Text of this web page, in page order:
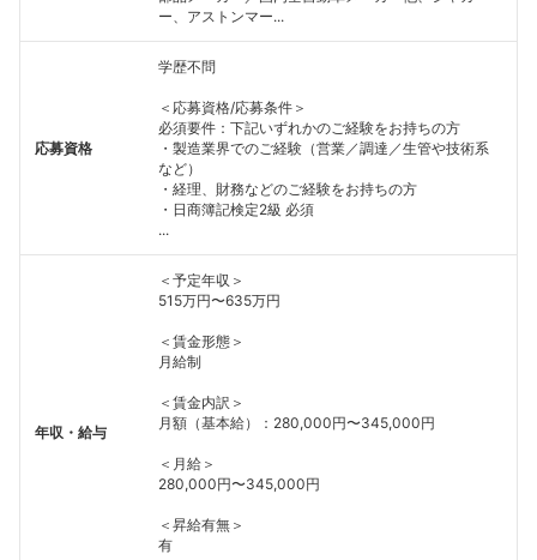
ー、アストンマー...
応募資格
学歴不問
＜応募資格/応募条件＞
必須要件：下記いずれかのご経験をお持ちの方
・製造業界でのご経験（営業／調達／生管や技術系
など）
・経理、財務などのご経験をお持ちの方
・日商簿記検定2級 必須
...
年収・給与
＜予定年収＞
515万円〜635万円
＜賃金形態＞
月給制
＜賃金内訳＞
月額（基本給）：280,000円〜345,000円
＜月給＞
280,000円〜345,000円
＜昇給有無＞
有